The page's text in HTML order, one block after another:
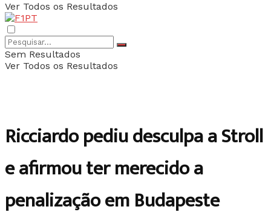
Ver Todos os Resultados
Sem Resultados
Ver Todos os Resultados
Ricciardo pediu desculpa a Stroll
e afirmou ter merecido a
penalização em Budapeste